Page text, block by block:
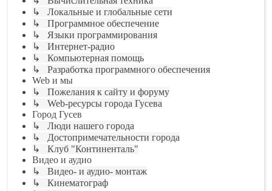
↳ Локальные и глобальные сети
↳ Программное обеспечение
↳ Языки программирования
↳ Интернет-радио
↳ Компьютерная помощь
↳ Разработка программного обеспечения
Web и мы
↳ Пожелания к сайту и форуму
↳ Web-ресурсы города Гусева
Город Гусев
↳ Люди нашего города
↳ Достопримечательности города
↳ Клуб "Континенталь"
Видео и аудио
↳ Видео- и аудио- монтаж
↳ Кинематограф